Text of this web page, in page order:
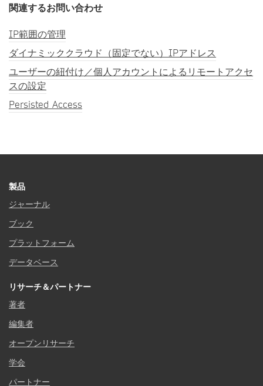
関連するお問い合わせ
IP範囲の管理
ダイナミッククラウド（固定でない）IPアドレス
ユーザーの紐付け／個人アカウントによるリモートアクセ
スの設定
Persisted Access
製品
ジャーナル
ブック
プラットフォーム
データベース
リサーチ＆パートナー
著者
編集者
オープンリサーチ
学会
パートナー